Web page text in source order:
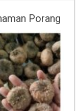
Porang